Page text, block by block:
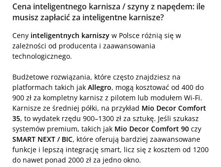
Cena inteligentnego karnisza / szyny z napędem: ile
musisz zapłacić za inteligentne karnisze?
Ceny inteligentnych karniszy w Polsce różnią się w
zależności od producenta i zaawansowania
technologicznego.
Budżetowe rozwiązania, które często znajdziesz na
platformach takich jak Allegro, mogą kosztować od 400 do
900 zł za kompletny karnisz z pilotem lub modułem Wi-Fi.
Karnisze ze średniej półki, na przykład Mio Decor Comfort
35, to wydatek rzędu 900–1300 zł za sztukę. Jeśli szukasz
systemów premium, takich jak Mio Decor Comfort 90 czy
SMART NEXT / BIC, które oferują bardziej zaawansowane
funkcje i lepszą integrację smart, licz się z kosztem od 1200
do nawet ponad 2000 zł za jedno okno.